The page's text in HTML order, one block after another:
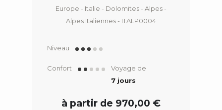
Europe - Italie - Dolomites - Alpes -
Alpes Italiennes - ITALP0004
Niveau
Confort
Voyage de
7 jours
à partir de 970,00 €